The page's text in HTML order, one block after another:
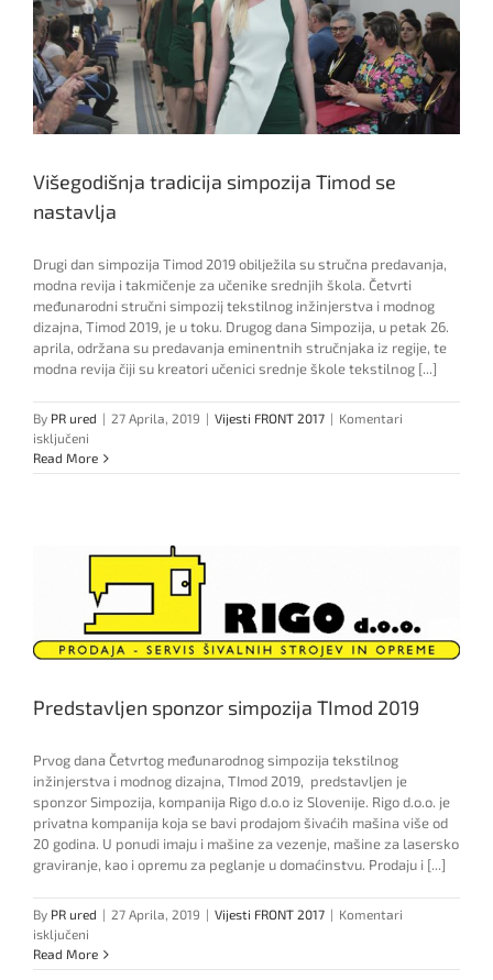
Višegodišnja tradicija simpozija Timod se
nastavlja
Drugi dan simpozija Timod 2019 obilježila su stručna predavanja,
modna revija i takmičenje za učenike srednjih škola. Četvrti
međunarodni stručni simpozij tekstilnog inžinjerstva i modnog
dizajna, Timod 2019, je u toku. Drugog dana Simpozija, u petak 26.
aprila, održana su predavanja eminentnih stručnjaka iz regije, te
modna revija čiji su kreatori učenici srednje škole tekstilnog [...]
By PR ured | 27 Aprila, 2019 | Vijesti FRONT 2017 | Komentari
isključeni
Višegodišnja
tradicija
nastavlja
Read More
Predstavljen sponzor simpozija TImod 2019
Prvog dana Četvrtog međunarodnog simpozija tekstilnog
inžinjerstva i modnog dizajna, TImod 2019, predstavljen je
sponzor Simpozija, kompanija Rigo d.o.o iz Slovenije. Rigo d.o.o. je
privatna kompanija koja se bavi prodajom šivaćih mašina više od
20 godina. U ponudi imaju i mašine za vezenje, mašine za lasersko
graviranje, kao i opremu za peglanje u domaćinstvu. Prodaju i [...]
By PR ured | 27 Aprila, 2019 | Vijesti FRONT 2017 | Komentari
isključeni
Predstavljen
sponzor
Read More